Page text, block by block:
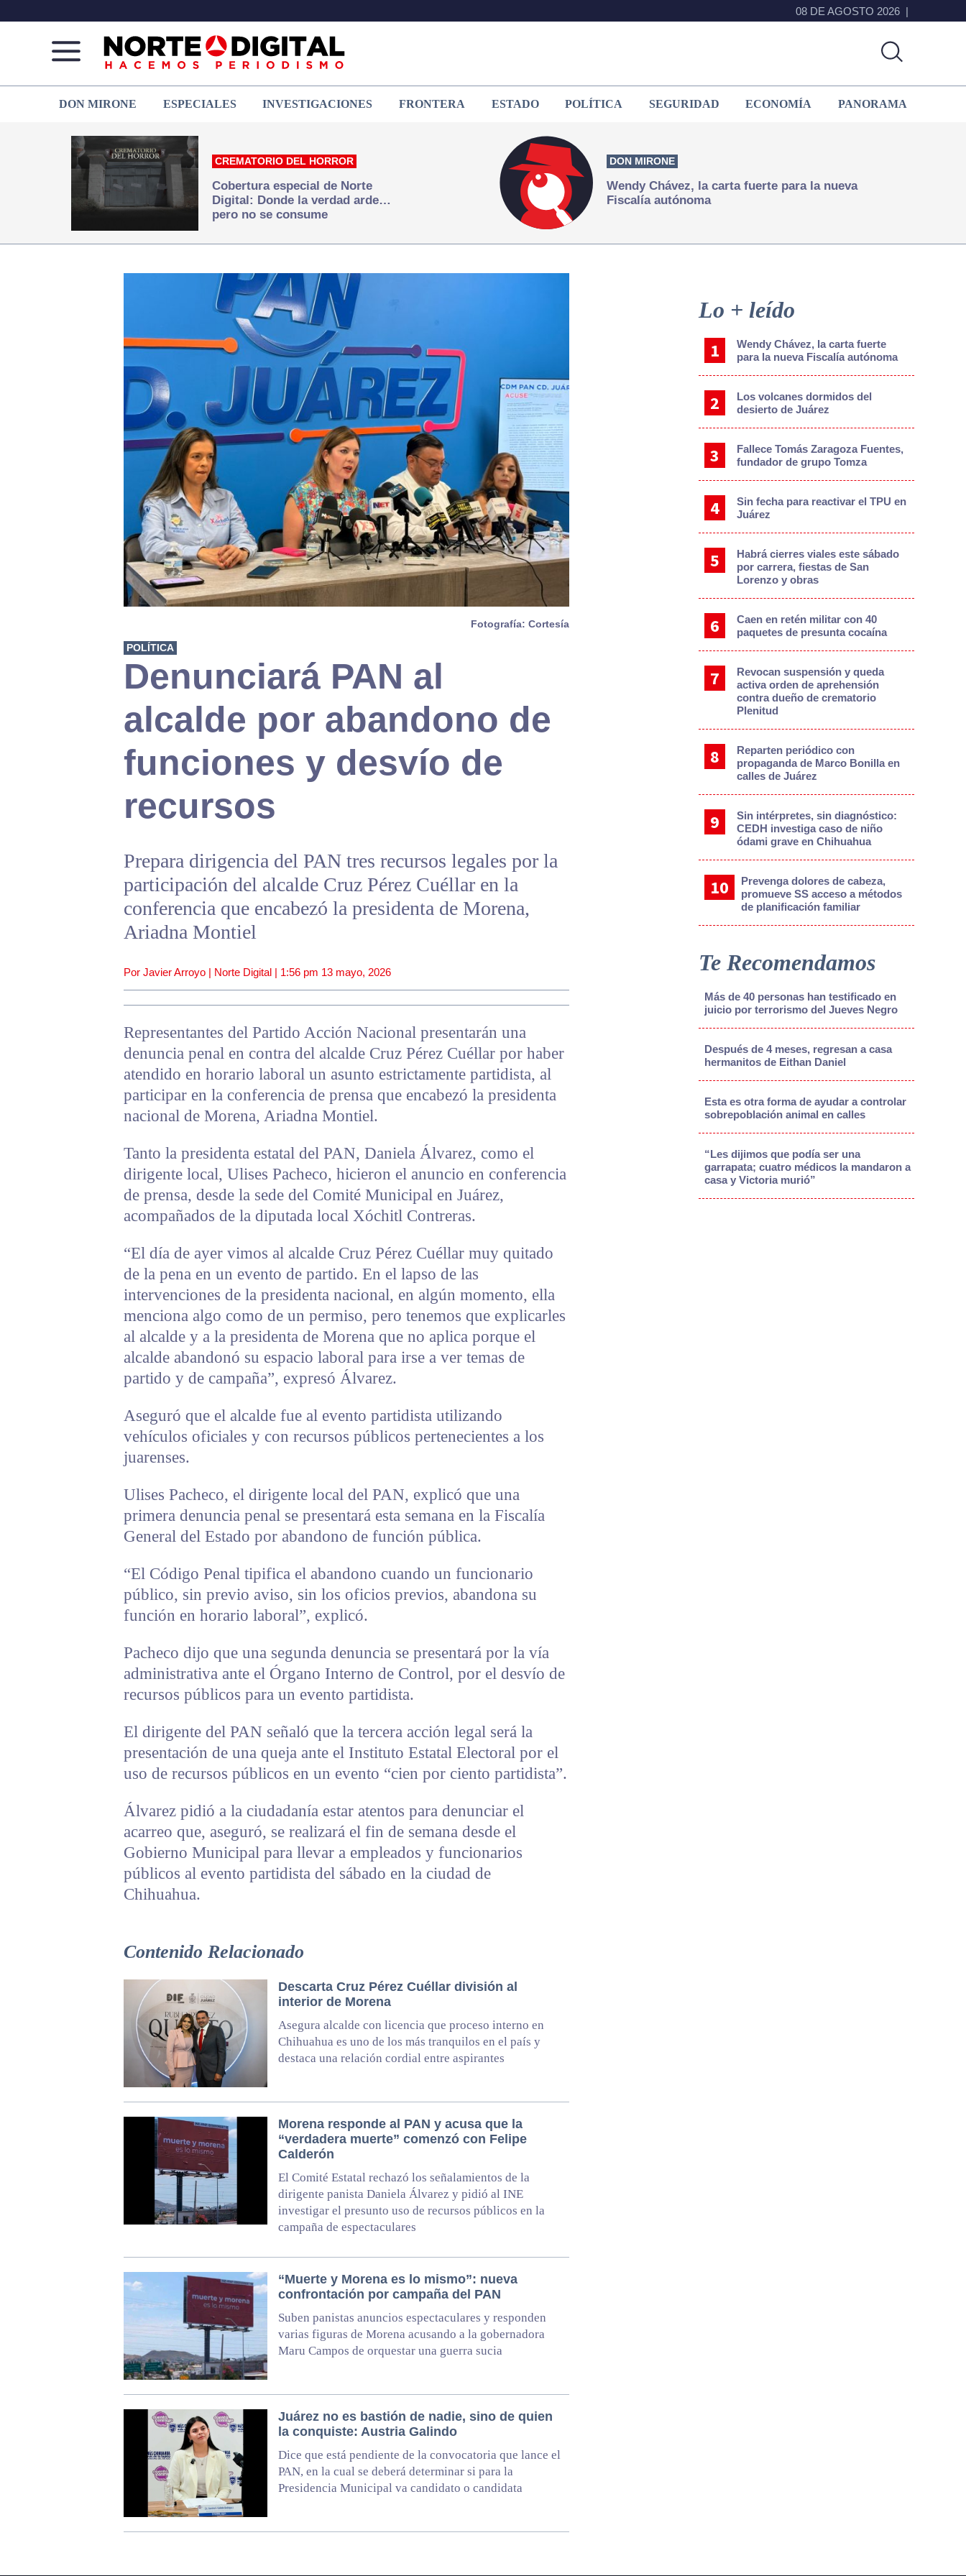
08 DE AGOSTO 2026
de
Juárez
que
hacemos periodismo
DON MIRONE ESPECIALES INVESTIGACIONES FRONTERA ESTADO POLÍTICA SEGURIDAD ECONOMÍA PANORAMA
CREMATORIO DEL HORROR
Cobertura especial de Norte
Digital: Donde la verdad arde…
pero no se consume
DON MIRONE
Wendy Chávez, la carta fuerte para la nueva
Fiscalía autónoma
Fotografía: Cortesía
POLÍTICA
Denunciará PAN al
alcalde por abandono de
funciones y desvío de
recursos
Prepara dirigencia del PAN tres recursos legales por la
participación del alcalde Cruz Pérez Cuéllar en la
conferencia que encabezó la presidenta de Morena,
Ariadna Montiel
Por Javier Arroyo | Norte Digital | 1:56 pm 13 mayo, 2026
Representantes del Partido Acción Nacional presentarán una
denuncia penal en contra del alcalde Cruz Pérez Cuéllar por haber
atendido en horario laboral un asunto estrictamente partidista, al
participar en la conferencia de prensa que encabezó la presidenta
nacional de Morena, Ariadna Montiel.
Tanto la presidenta estatal del PAN, Daniela Álvarez, como el
dirigente local, Ulises Pacheco, hicieron el anuncio en conferencia
de prensa, desde la sede del Comité Municipal en Juárez,
acompañados de la diputada local Xóchitl Contreras.
“El día de ayer vimos al alcalde Cruz Pérez Cuéllar muy quitado
de la pena en un evento de partido. En el lapso de las
intervenciones de la presidenta nacional, en algún momento, ella
menciona algo como de un permiso, pero tenemos que explicarles
al alcalde y a la presidenta de Morena que no aplica porque el
alcalde abandonó su espacio laboral para irse a ver temas de
partido y de campaña”, expresó Álvarez.
Aseguró que el alcalde fue al evento partidista utilizando
vehículos oficiales y con recursos públicos pertenecientes a los
juarenses.
Ulises Pacheco, el dirigente local del PAN, explicó que una
primera denuncia penal se presentará esta semana en la Fiscalía
General del Estado por abandono de función pública.
“El Código Penal tipifica el abandono cuando un funcionario
público, sin previo aviso, sin los oficios previos, abandona su
función en horario laboral”, explicó.
Pacheco dijo que una segunda denuncia se presentará por la vía
administrativa ante el Órgano Interno de Control, por el desvío de
recursos públicos para un evento partidista.
El dirigente del PAN señaló que la tercera acción legal será la
presentación de una queja ante el Instituto Estatal Electoral por el
uso de recursos públicos en un evento “cien por ciento partidista”.
Álvarez pidió a la ciudadanía estar atentos para denunciar el
acarreo que, aseguró, se realizará el fin de semana desde el
Gobierno Municipal para llevar a empleados y funcionarios
públicos al evento partidista del sábado en la ciudad de
Chihuahua.
Contenido Relacionado
Descarta Cruz Pérez Cuéllar división al
interior de Morena
Asegura alcalde con licencia que proceso interno en
Chihuahua es uno de los más tranquilos en el país y
destaca una relación cordial entre aspirantes
Morena responde al PAN y acusa que la
“verdadera muerte” comenzó con Felipe
Calderón
El Comité Estatal rechazó los señalamientos de la
dirigente panista Daniela Álvarez y pidió al INE
investigar el presunto uso de recursos públicos en la
campaña de espectaculares
“Muerte y Morena es lo mismo”: nueva
confrontación por campaña del PAN
Suben panistas anuncios espectaculares y responden
varias figuras de Morena acusando a la gobernadora
Maru Campos de orquestar una guerra sucia
Juárez no es bastión de nadie, sino de quien
la conquiste: Austria Galindo
Dice que está pendiente de la convocatoria que lance el
PAN, en la cual se deberá determinar si para la
Presidencia Municipal va candidato o candidata
Sidebar
Lo + leído
Wendy Chávez, la carta fuerte
para la nueva Fiscalía autónoma
Los volcanes dormidos del
desierto de Juárez
Fallece Tomás Zaragoza Fuentes,
fundador de grupo Tomza
Sin fecha para reactivar el TPU en
Juárez
Habrá cierres viales este sábado
por carrera, fiestas de San
Lorenzo y obras
Caen en retén militar con 40
paquetes de presunta cocaína
Revocan suspensión y queda
activa orden de aprehensión
contra dueño de crematorio
Plenitud
Reparten periódico con
propaganda de Marco Bonilla en
calles de Juárez
Sin intérpretes, sin diagnóstico:
CEDH investiga caso de niño
ódami grave en Chihuahua
Prevenga dolores de cabeza,
promueve SS acceso a métodos
de planificación familiar
Te Recomendamos
Más de 40 personas han testificado en
juicio por terrorismo del Jueves Negro
Después de 4 meses, regresan a casa
hermanitos de Eithan Daniel
Esta es otra forma de ayudar a controlar
sobrepoblación animal en calles
“Les dijimos que podía ser una
garrapata; cuatro médicos la mandaron a
casa y Victoria murió”